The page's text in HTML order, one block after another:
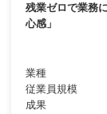
残業ゼロで業務
心感」
業種
従業員規模
成果